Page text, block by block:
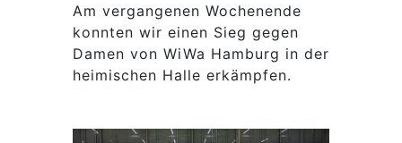
Am vergangenen Wochenende
konnten wir einen Sieg gegen
Damen von WiWa Hamburg in der
heimischen Halle erkämpfen.